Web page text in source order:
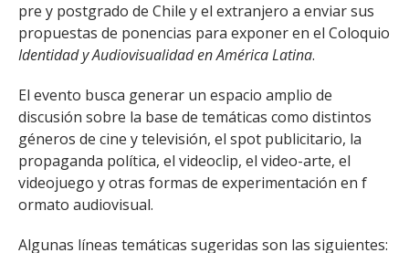
pre y postgrado de Chile y el extranjero a enviar sus
propuestas de ponencias para exponer en el Coloquio
Identidad y Audiovisualidad en América Latina.
El evento busca generar un espacio amplio de
discusión sobre la base de temáticas como distintos
géneros de cine y televisión, el spot publicitario, la
propaganda política, el videoclip, el video-arte, el
videojuego y otras formas de experimentación en f
ormato audiovisual.
Algunas líneas temáticas sugeridas son las siguientes: